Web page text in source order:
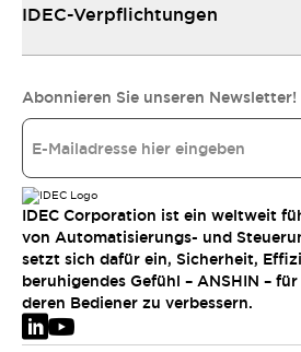
IDEC-Verpflichtungen
Abonnieren Sie unseren Newsletter!
IDEC Corporation ist ein weltweit
von Automatisierungs- und
setzt sich dafür ein, Sicherheit,
beruhigendes Gefühl – ANSHIN –
deren Bediener zu verbessern.